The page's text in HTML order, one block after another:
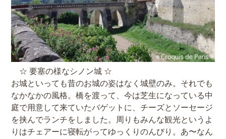
☆ 要塞の様なシノン城 ☆
お城といっても昔のお城の姿はなく城壁のみ。それでも
なかなかの風格。橋を渡って、今は芝生になっている中
庭で用意して来ていたバゲットに、チーズとソーセージ
を挟んでランチをしました。周りもみんな観光というよ
りはチェアーに寝転がってゆっくりのんびり。あ〜なん